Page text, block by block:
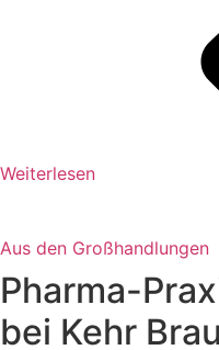
Weiterlesen
Aus den Großhandlungen
Pharma-
bei Kehr